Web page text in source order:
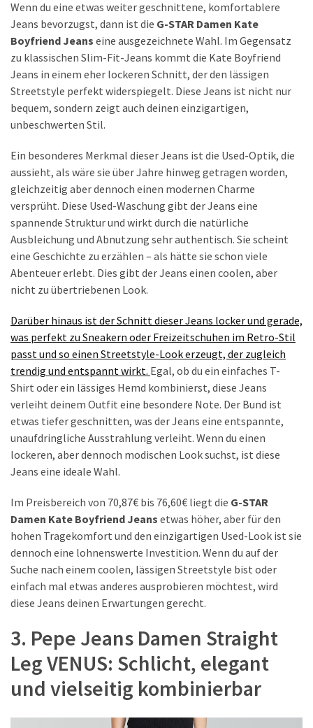
Wenn du eine etwas weiter geschnittene, komfortablere
Jeans bevorzugst, dann ist die G-STAR Damen Kate
Boyfriend Jeans eine ausgezeichnete Wahl. Im Gegensatz
zu klassischen Slim-Fit-Jeans kommt die Kate Boyfriend
Jeans in einem eher lockeren Schnitt, der den lässigen
Streetstyle perfekt widerspiegelt. Diese Jeans ist nicht nur
bequem, sondern zeigt auch deinen einzigartigen,
unbeschwerten Stil.
Ein besonderes Merkmal dieser Jeans ist die Used-Optik, die
aussieht, als wäre sie über Jahre hinweg getragen worden,
gleichzeitig aber dennoch einen modernen Charme
versprüht. Diese Used-Waschung gibt der Jeans eine
spannende Struktur und wirkt durch die natürliche
Ausbleichung und Abnutzung sehr authentisch. Sie scheint
eine Geschichte zu erzählen – als hätte sie schon viele
Abenteuer erlebt. Dies gibt der Jeans einen coolen, aber
nicht zu übertriebenen Look.
Darüber hinaus ist der Schnitt dieser Jeans locker und gerade,
was perfekt zu Sneakern oder Freizeitschuhen im Retro-Stil
passt und so einen Streetstyle-Look erzeugt, der zugleich
trendig und entspannt wirkt. Egal, ob du ein einfaches T-
Shirt oder ein lässiges Hemd kombinierst, diese Jeans
verleiht deinem Outfit eine besondere Note. Der Bund ist
etwas tiefer geschnitten, was der Jeans eine entspannte,
unaufdringliche Ausstrahlung verleiht. Wenn du einen
lockeren, aber dennoch modischen Look suchst, ist diese
Jeans eine ideale Wahl.
Im Preisbereich von 70,87€ bis 76,60€ liegt die G-STAR
Damen Kate Boyfriend Jeans etwas höher, aber für den
hohen Tragekomfort und den einzigartigen Used-Look ist sie
dennoch eine lohnenswerte Investition. Wenn du auf der
Suche nach einem coolen, lässigen Streetstyle bist oder
einfach mal etwas anderes ausprobieren möchtest, wird
diese Jeans deinen Erwartungen gerecht.
3. Pepe Jeans Damen Straight
Leg VENUS: Schlicht, elegant
und vielseitig kombinierbar